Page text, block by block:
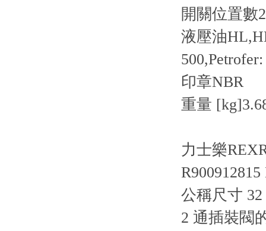
開關位置數2
液壓油
印章NBR
重量 [kg]
力士樂
公稱尺寸
2 通插裝閥